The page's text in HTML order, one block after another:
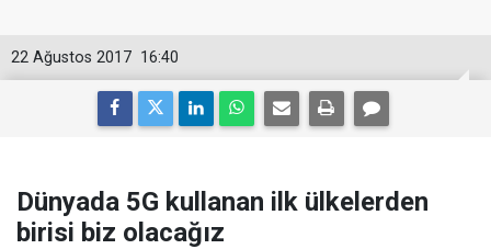
16:40
22 Ağustos 2017
Dünyada 5G kullanan ilk ülkelerden
birisi biz olacağız